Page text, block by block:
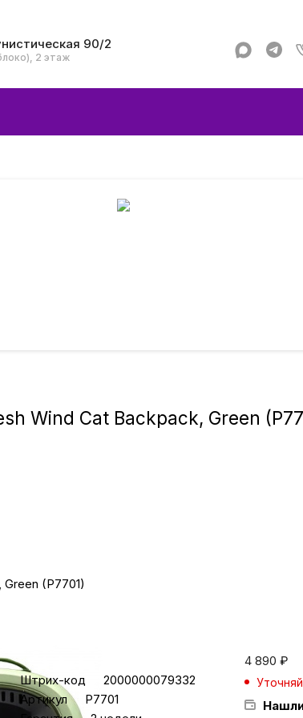
90/2
2 этаж
Умные
Фототехника
ТВ и
Wind Cat Backpack, Green
(P7701)
Характеристики
Штрих-код
2000000079332
Артикул
P7701
4 890 ₽